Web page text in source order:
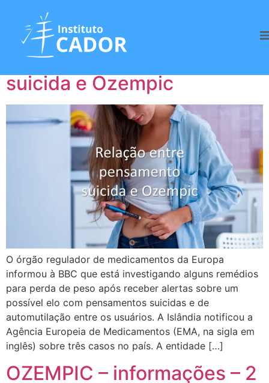
Tag:Ozempic
Relação entre pensamento
suicida e Ozempic
O órgão regulador de medicamentos da Europa
informou à BBC que está investigando alguns remédios
para perda de peso após receber alertas sobre um
possível elo com pensamentos suicidas e de
automutilação entre os usuários. A Islândia notificou a
Agência Europeia de Medicamentos (EMA, na sigla em
inglês) sobre três casos no país. A entidade […]
OZEMPIC – informações – 2